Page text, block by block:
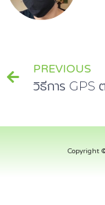
PREVIOUS
Copyright